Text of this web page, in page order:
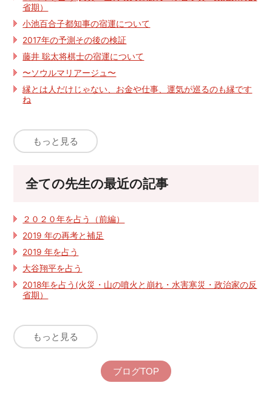
省期）
小池百合子都知事の宿運について
2017年の予測その後の検証
藤井 聡太将棋士の宿運について
〜ソウルマリアージュ〜
縁とは人だけじゃない、お金や仕事、運気が巡るのも縁です
ね
もっと見る
全ての先生の最近の記事
２０２０年を占う（前編）
2019 年の再考と補足
2019 年を占う
大谷翔平を占う
2018年を占う(火災・山の噴火と崩れ・水害寒災・政治家の反
省期）
もっと見る
ブログTOP